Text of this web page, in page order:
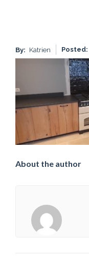
By: Katrien Posted:
About the author